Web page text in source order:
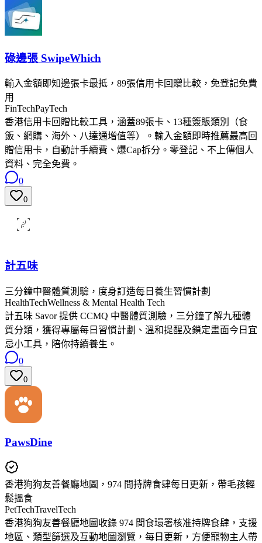
碌邊張 SwipeWhich
輸入金額即知邊張卡最抵，89張信用卡回贈比較，免登記免費
用
FinTechPayTech
香港信用卡回贈比較工具，涵蓋89張卡、13種簽賬類別（食
飯、網購、海外、八達通增值等）。輸入金額即時推薦最高回
贈信用卡，自動計手續費、爆Cap拆分。零登記、不上傳個人
資料、完全免費。
0
0
計五味
三分鐘中醫體質測驗，度身訂造每日養生習慣計劃
HealthTechWellness & Mental Health Tech
計五味 Savor 提供 CCMQ 中醫體質測驗，三分鐘了解九種體
質分類，獲得專屬每日習慣計劃、溫和提醒及鎖定畫面今日宜
忌小工具，陪你持續養生。
0
0
PawsDine
香港狗狗友善餐廳地圖，974 間持牌食肆每日更新，帶毛孩輕
鬆搵食
PetTechTravelTech
香港狗狗友善餐廳地圖收錄 974 間食環署核准持牌食肆，支援
地區、類型篩選及互動地圖瀏覽，每日更新，方便寵物主人帶